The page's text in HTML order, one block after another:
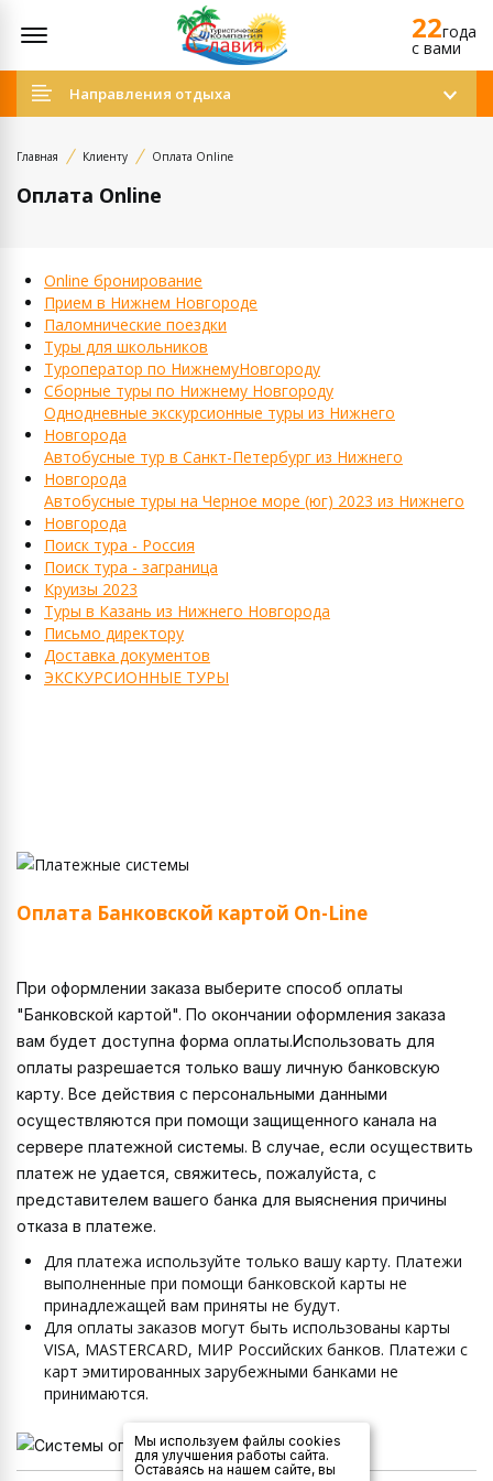
22года
c вами
Направления отдыха
Главная Клиенту Оплата Online
Оплата Online
Online бронирование
Прием в Нижнем Новгороде
Паломнические поездки
Туры для школьников
Туроператор по НижнемуНовгороду
Сборные туры по Нижнему Новгороду
Однодневные экскурсионные туры из Нижнего
Новгорода
Автобусные тур в Санкт-Петербург из Нижнего
Новгорода
Автобусные туры на Черное море (юг) 2023 из Нижнего
Новгорода
Поиск тура - Россия
Поиск тура - заграница
Круизы 2023
Туры в Казань из Нижнего Новгорода
Письмо директору
Доставка документов
ЭКСКУРСИОННЫЕ ТУРЫ
Оплата Банковской картой On-Line
При оформлении заказа выберите способ оплаты
"Банковской картой". По окончании оформления заказа
вам будет доступна форма оплаты.Использовать для
оплаты разрешается только вашу личную банковскую
карту. Все действия с персональными данными
осуществляются при помощи защищенного канала на
сервере платежной системы. В случае, если осуществить
платеж не удается, свяжитесь, пожалуйста, с
представителем вашего банка для выяснения причины
отказа в платеже.
Для платежа используйте только вашу карту. Платежи
выполненные при помощи банковской карты не
принадлежащей вам приняты не будут.
Для оплаты заказов могут быть использованы карты
VISA, MASTERCARD, МИР Российских банков. Платежи c
карт эмитированных зарубежными банками не
принимаются.
Мы используем файлы cookies
для улучшения работы сайта.
Оставаясь на нашем сайте, вы